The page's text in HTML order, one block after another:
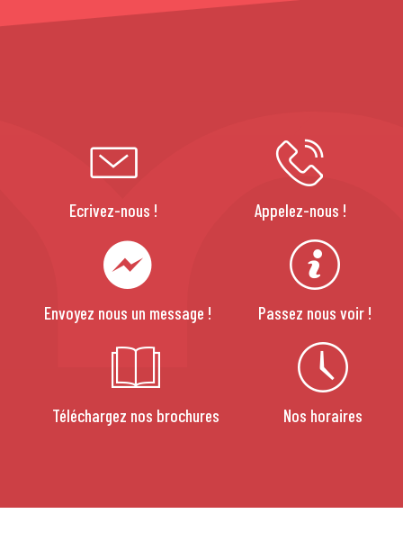
Ecrivez-nous ! Appelez-nous !
Envoyez nous un message ! Passez nous voir !
Téléchargez nos brochures Nos horaires